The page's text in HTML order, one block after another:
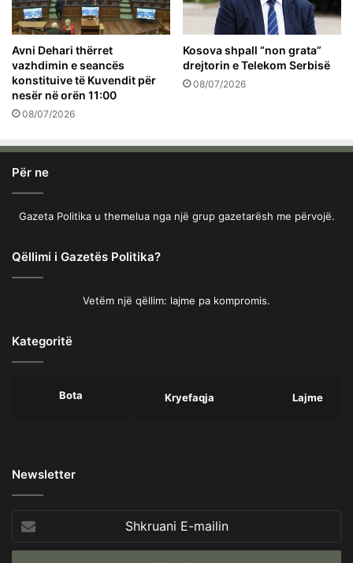
Avni Dehari thërret
vazhdimin e seancës
konstituive të Kuvendit për
nesër në orën 11:00
08/07/2026
Kosova shpall “non grata”
drejtorin e Telekom Serbisë
08/07/2026
Për ne
Gazeta Politika u themelua nga një grup gazetarësh me përvojë.
Qëllimi i Gazetës Politika?
Vetëm një qëllim: lajme pa kompromis.
Kategoritë
Bota Kryefaqja Lajme
Newsletter
E-
mailin